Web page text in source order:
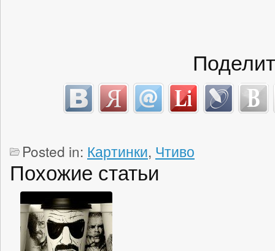
Posted in: Картинки, Чтиво
Похожие статьи